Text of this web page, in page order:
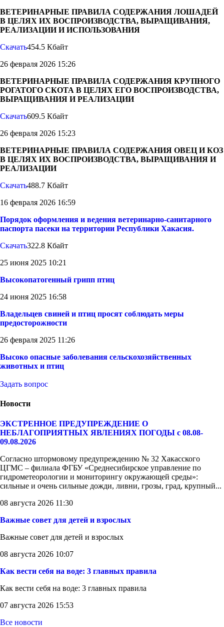
ВЕТЕРИНАРНЫЕ ПРАВИЛА СОДЕРЖАНИЯ ЛОШАДЕЙ
В ЦЕЛЯХ ИХ ВОСПРОИЗВОДСТВА, ВЫРАЩИВАНИЯ,
РЕАЛИЗАЦИИ И ИСПОЛЬЗОВАНИЯ
Скачать454.5 Кбайт
26 февраля 2026 15:26
ВЕТЕРИНАРНЫЕ ПРАВИЛА СОДЕРЖАНИЯ КРУПНОГО
РОГАТОГО СКОТА В ЦЕЛЯХ ЕГО ВОСПРОИЗВОДСТВА,
ВЫРАЩИВАНИЯ И РЕАЛИЗАЦИИ
Скачать609.5 Кбайт
26 февраля 2026 15:23
ВЕТЕРИНАРНЫЕ ПРАВИЛА СОДЕРЖАНИЯ ОВЕЦ И КОЗ
В ЦЕЛЯХ ИХ ВОСПРОИЗВОДСТВА, ВЫРАЩИВАНИЯ И
РЕАЛИЗАЦИИ
Скачать488.7 Кбайт
16 февраля 2026 16:59
Порядок оформления и ведения ветеринарно-санитарного
паспорта пасеки на территории Республики Хакасия.
Скачать322.8 Кбайт
25 июня 2025 10:21
Высокопатогенный грипп птиц
24 июня 2025 16:58
Владельцев свиней и птиц просят соблюдать меры
предосторожности
26 февраля 2025 11:26
Высоко опасные заболевания сельскохозяйственных
животных и птиц
Задать вопрос
Новости
ЭКСТРЕННОЕ ПРЕДУПРЕЖДЕНИЕ О
НЕБЛАГОПРИЯТНЫХ ЯВЛЕНИЯХ ПОГОДЫ с 08.08-
09.08.2026
Согласно штормовому предупреждению № 32 Хакасского
ЦГМС – филиала ФГБУ «Среднесибирское управление по
гидрометеорологии и мониторингу окружающей среды»:
сильные и очень сильные дожди, ливни, грозы, град, крупный...
08 августа 2026 11:30
Важные совет для детей и взрослых
Важные совет для детей и взрослых
08 августа 2026 10:07
Как вести себя на воде: 3 главных правила
Как вести себя на воде: 3 главных правила
07 августа 2026 15:53
Все новости